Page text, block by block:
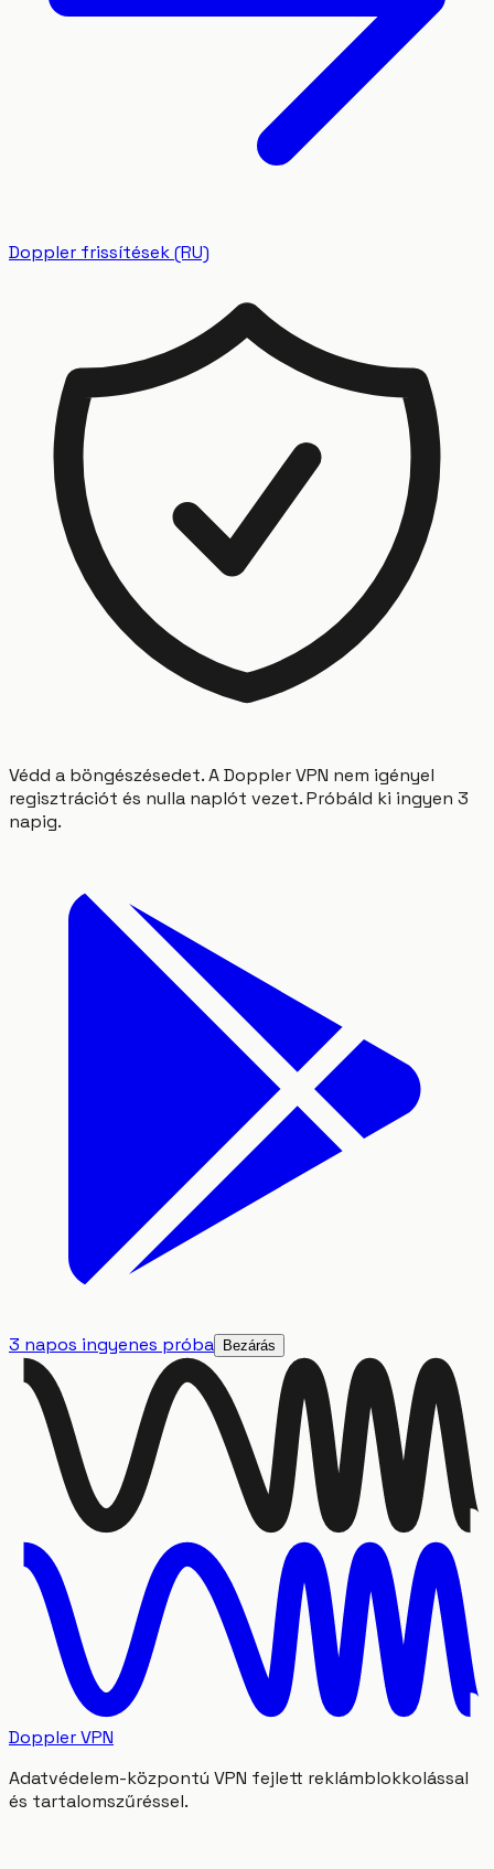
Doppler frissítések (RU)
Védd a böngészésedet. A Doppler VPN nem igényel
regisztrációt és nulla naplót vezet. Próbáld ki ingyen 3
napig.
3 napos ingyenes próba Bezárás
Doppler VPN
Adatvédelem-központú VPN fejlett reklámblokkolással
és tartalomszűréssel.